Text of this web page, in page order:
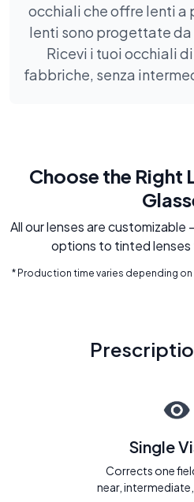
occhiali che offre lenti a
lenti sono progettate
Ricevi i tuoi occhiali
fabbriche, senza
Choose the Right
All our lenses are
options to tinted
* Production time varies depending on
Single
Corrects one
near,